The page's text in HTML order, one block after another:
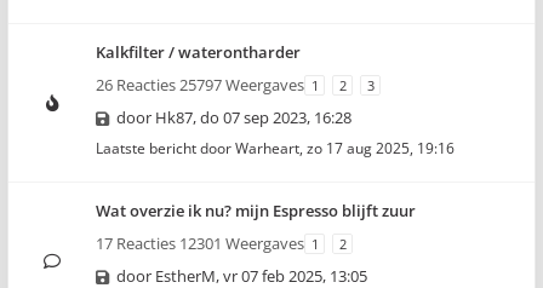
Kalkfilter / waterontharder
26 Reacties 25797 Weergaves 1 2 3
door Hk87,do 07 sep 2023, 16:28
Laatste bericht doorWarheart, zo 17 aug 2025, 19:16
Wat overzie ik nu? mijn Espresso blijft zuur
17 Reacties 12301 Weergaves 1 2
door EstherM,vr 07 feb 2025, 13:05